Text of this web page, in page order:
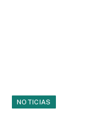
NOTICIAS